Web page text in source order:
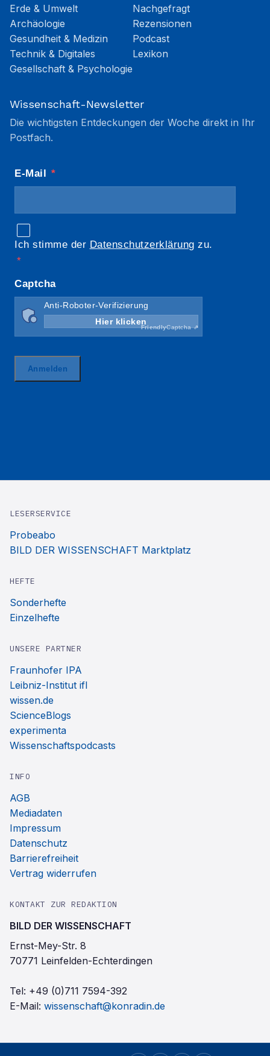
Erde & Umwelt
Archäologie
Gesundheit & Medizin
Technik & Digitales
Gesellschaft & Psychologie
Nachgefragt
Rezensionen
Podcast
Lexikon
Wissenschaft-Newsletter
Die wichtigsten Entdeckungen der Woche direkt in Ihr
Postfach.
LESERSERVICE
Probeabo
BILD DER WISSENSCHAFT Marktplatz
HEFTE
Sonderhefte
Einzelhefte
UNSERE PARTNER
Fraunhofer IPA
Leibniz-Institut ifl
wissen.de
ScienceBlogs
experimenta
Wissenschaftspodcasts
INFO
AGB
Mediadaten
Impressum
Datenschutz
Barrierefreiheit
Vertrag widerrufen
KONTAKT ZUR REDAKTION
BILD DER WISSENSCHAFT
Ernst-Mey-Str. 8
70771 Leinfelden-Echterdingen
Tel: +49 (0)711 7594-392
E-Mail: wissenschaft@konradin.de